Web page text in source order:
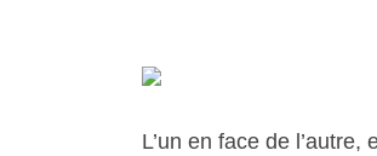
L’un en face de